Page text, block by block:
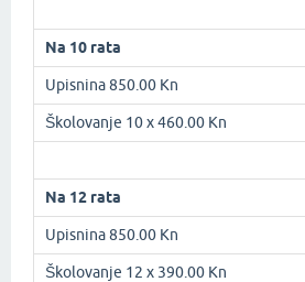
Na 10 rata
Upisnina 850.00 Kn
Školovanje 10 x 460.00 Kn
Na 12 rata
Upisnina 850.00 Kn
Školovanje 12 x 390.00 Kn